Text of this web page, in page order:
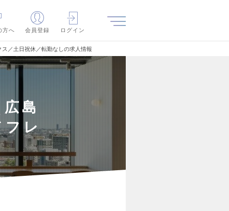
方へ 会員登録 ログイン
／土日祝休／転勤なしの求人情報
広島
フレ